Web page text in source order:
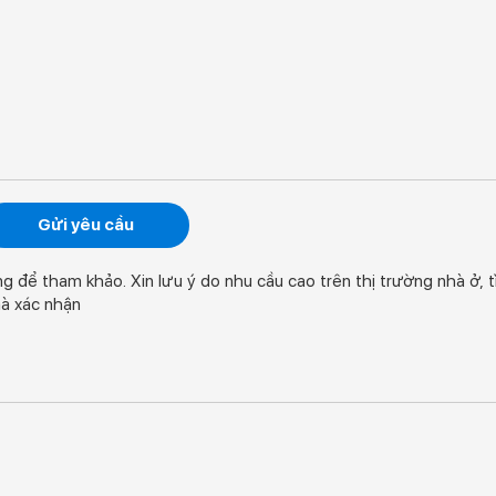
200 căn hộ đầu tiên)
4.000 USD)
quê miền Tây. Tự hào với nhiều nhà hàng, quán cà phê, siêu
Gửi yêu cầu
tham khảo. Xin lưu ý do nhu cầu cao trên thị trường nhà ở,
xác nhận